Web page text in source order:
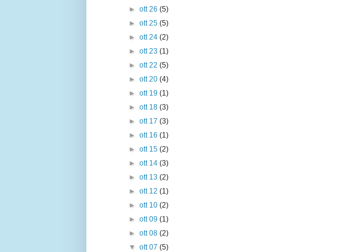
► ott 26 (5)
► ott 25 (5)
► ott 24 (2)
► ott 23 (1)
► ott 22 (5)
► ott 20 (4)
► ott 19 (1)
► ott 18 (3)
► ott 17 (3)
► ott 16 (1)
► ott 15 (2)
► ott 14 (3)
► ott 13 (2)
► ott 12 (1)
► ott 10 (2)
► ott 09 (1)
► ott 08 (2)
▼ ott 07 (5)